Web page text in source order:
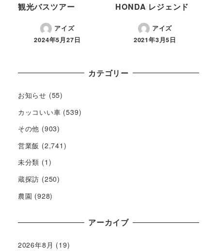
観光バスツアー
アイズ
2024年5月27日
HONDA レジェンド
アイズ
2021年3月5日
カテゴリー
お知らせ (55)
カッコいい車 (539)
その他 (903)
営業飯 (2,741)
未分類 (1)
蔵探訪 (250)
農園 (928)
アーカイブ
2026年8月 (19)